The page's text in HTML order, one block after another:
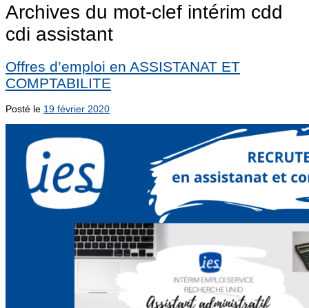
Archives du mot-clef intérim cdd
cdi assistant
Offres d’emploi en ASSISTANAT ET
COMPTABILITE
Posté le 19 février 2020